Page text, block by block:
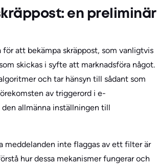
en preliminär
att bekämpa skräppost, som vanligtvis
skickas i syfte att marknadsföra något.
och tar hänsyn till sådant som
av triggerord i e-
allmänna inställningen till
meddelanden inte flaggas av ett filter är
hur dessa mekanismer fungerar och